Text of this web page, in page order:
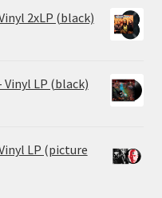
2xLP (black)
Vinyl LP (black)
LP (picture